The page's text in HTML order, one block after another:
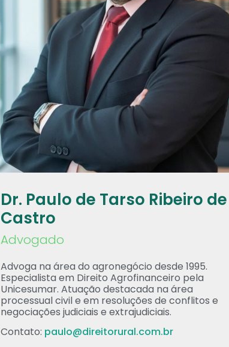
Dr. Paulo de Tarso Ribeiro de
Castro
Advogado
Advoga na área do agronegócio desde 1995.
Especialista em Direito Agrofinanceiro pela
Unicesumar. Atuação destacada na área
processual civil e em resoluções de conflitos e
negociações judiciais e extrajudiciais.
Contato: paulo@direitorural.com.br